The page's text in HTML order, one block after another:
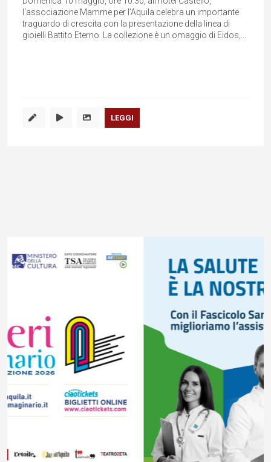
l'associazione Mamme per l'Aquila celebra un importante
traguardo di crescita con la presentazione della linea di
gioielli Battito Eterno .​ La collezione è un omaggio di Eidos,...
LEGGI